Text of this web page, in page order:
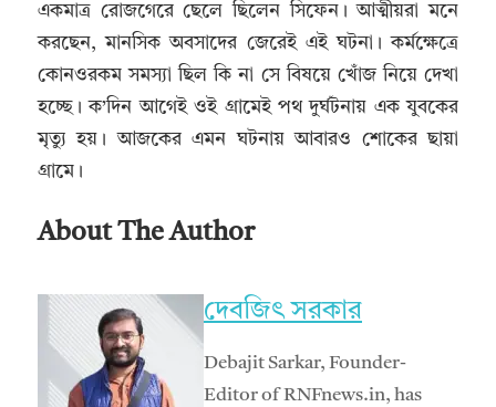
একমাত্র রোজগেরে ছেলে ছিলেন সিফেন। আত্মীয়রা মনে
করছেন, মানসিক অবসাদের জেরেই এই ঘটনা। কর্মক্ষেত্রে
কোনওরকম সমস্যা ছিল কি না সে বিষয়ে খোঁজ নিয়ে দেখা
হচ্ছে। ক’দিন আগেই ওই গ্রামেই পথ দুর্ঘটনায় এক যুবকের
মৃত্যু হয়। আজকের এমন ঘটনায় আবারও শোকের ছায়া
গ্রামে।
About The Author
দেবজিৎ সরকার
Debajit Sarkar, Founder-
Editor of RNFnews.in, has